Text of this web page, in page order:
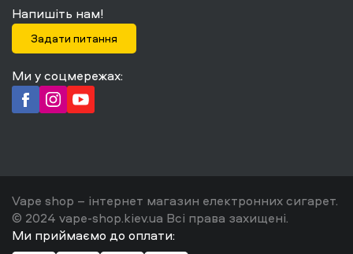
Напишіть нам!
Задати питання
Ми у соцмережах:
Vape shop – інтернет магазин електронних сигарет.
© 2024 vape-shop.kiev.ua Всі права захищені.
Ми приймаємо до оплати: